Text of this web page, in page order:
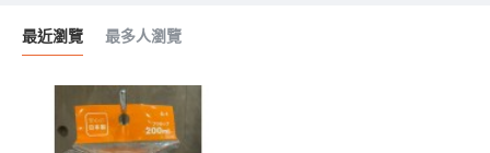
最近瀏覽 最多人瀏覽